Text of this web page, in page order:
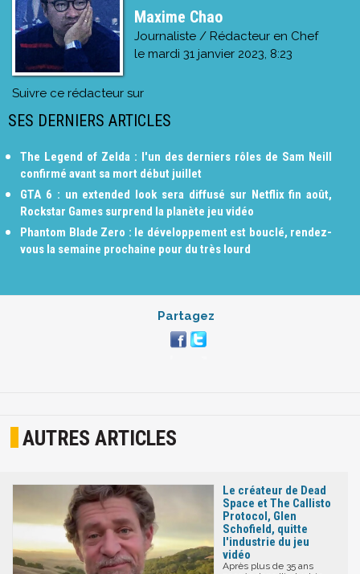
Maxime Chao
Journaliste / Rédacteur en Chef
le mardi 31 janvier 2023, 8:23
Suivre ce rédacteur sur
SES DERNIERS ARTICLES
The Legend of Zelda : l'un des derniers rôles de Sam Neill
confirmé avant sa mort début juillet
GTA 6 : un extended look sera diffusé sur Netflix fin août,
Rockstar Games surprend la planète jeu vidéo
Phantom Blade Zero : le développement est bouclé, rendez-
vous la semaine prochaine pour du très lourd
Partagez
AUTRES ARTICLES
Le créateur de Dead
Space et The Callisto
Protocol, Glen
Schofield, quitte
l'industrie du jeu
vidéo
Après plus de 35 ans